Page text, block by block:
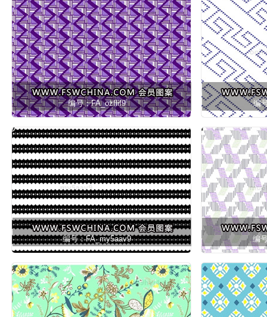
编号：FA_ozflif9 编
编号：FA_my5aav9 编